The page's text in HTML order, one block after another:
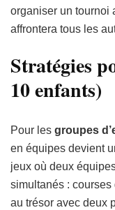
organiser un tournoi
affrontera tous les
Stratégies
10 enfants)
Pour les groupes
en équipes devient
jeux où deux
simultanés :
au trésor avec deux